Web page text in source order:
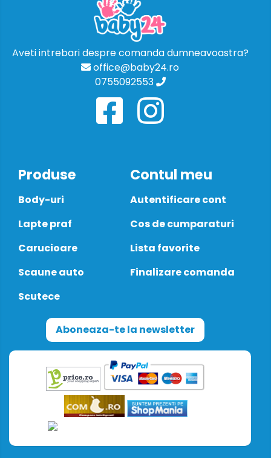
Aveti intrebari despre comanda dumneavoastra?
office@baby24.ro
0755092553
Produse
Body-uri
Lapte praf
Carucioare
Scaune auto
Scutece
Contul meu
Autentificare cont
Cos de cumparaturi
Lista favorite
Finalizare comanda
Aboneaza-te la newsletter